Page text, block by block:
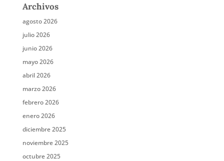
Archivos
agosto 2026
julio 2026
junio 2026
mayo 2026
abril 2026
marzo 2026
febrero 2026
enero 2026
diciembre 2025
noviembre 2025
octubre 2025